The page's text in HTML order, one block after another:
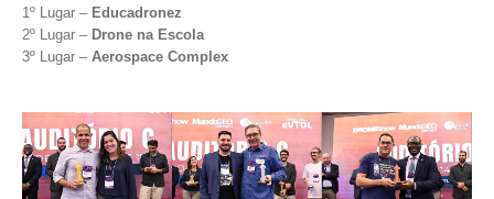
1º Lugar – Educadronez
2º Lugar – Drone na Escola
3º Lugar – Aerospace Complex